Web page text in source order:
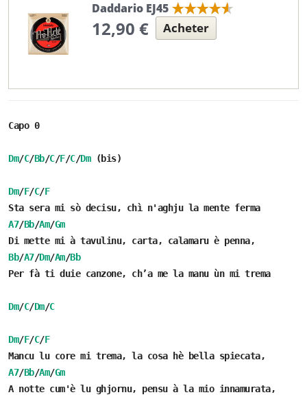
Daddario EJ45
12,90 € Acheter
Capo 0
Dm/C/Bb/C/F/C/Dm(bis)
Dm/F/C/F
Sta sera mi sò decisu, chì n'aghju la mente ferma
A7/Bb/Am/Gm
Di mette mi à tavulinu, carta, calamaru è penna,
Bb/A7/Dm/Am/Bb
Per fà ti duie canzone, ch’a me la manu ùn mi trema
Dm/C/Dm/C
Dm/F/C/F
Mancu lu core mi trema, la cosa hè bella spiecata,
A7/Bb/Am/Gm
A notte cum'è lu ghjornu, pensu à la mio innamurata,